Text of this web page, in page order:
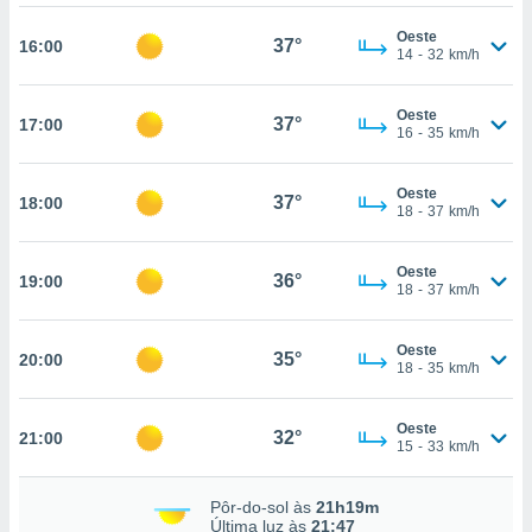
site
de que
para
não
o
de
através
16:00 37°
Oeste
14 - 32 km/h
17:00 37°
Oeste
16 - 35 km/h
18:00 37°
Oeste
18 - 37 km/h
19:00 36°
Oeste
18 - 37 km/h
20:00 35°
Oeste
18 - 35 km/h
21:00 32°
Oeste
15 - 33 km/h
Pôr-do-sol às 21h19m
Última luz às 21:47